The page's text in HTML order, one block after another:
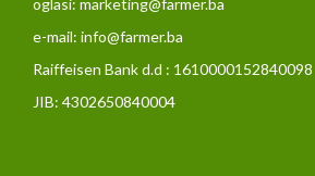
oglasi: marketing@farmer.ba
e-mail: info@farmer.ba
Raiffeisen Bank d.d : 1610000152840098
JIB: 4302650840004